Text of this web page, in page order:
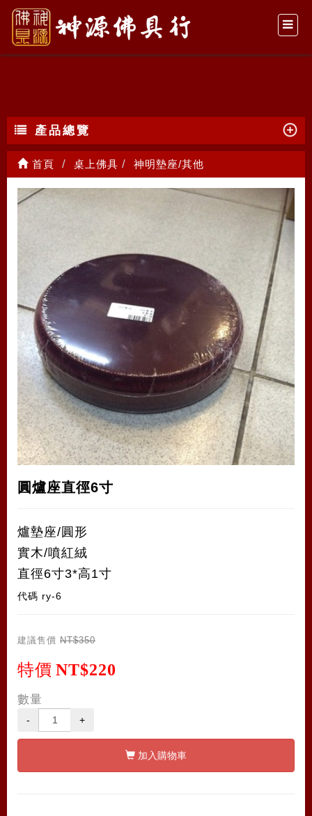
神明墊座/其他
產品總覽
首頁 桌上佛具 神明墊座/其他
圓爐座直徑6寸
爐墊座/圓形
實木/噴紅絨
直徑6寸3*高1寸
代碼 ry-6
建議售價 NT$350
特價 NT$220
數量
- +
加入購物車